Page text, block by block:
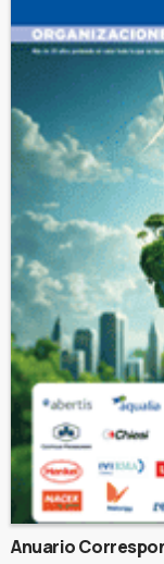
Anuario